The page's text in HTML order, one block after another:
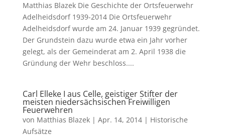
Matthias Blazek Die Geschichte der Ortsfeuerwehr
Adelheidsdorf 1939-2014 Die Ortsfeuerwehr
Adelheidsdorf wurde am 24. Januar 1939 gegründet.
Der Grundstein dazu wurde etwa ein Jahr vorher
gelegt, als der Gemein­derat am 2. April 1938 die
Gründung der Wehr beschloss....
Carl Elleke I aus Celle, geistiger Stifter der
meisten niedersächsischen Freiwilligen
Feuerwehren
von Matthias Blazek| Apr. 14, 2014| Historische
Aufsätze